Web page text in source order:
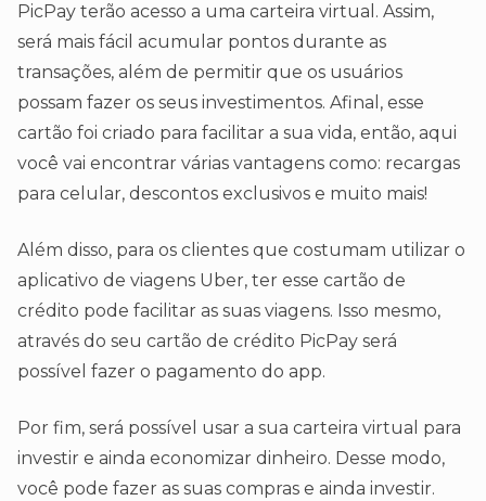
PicPay terão acesso a uma carteira virtual. Assim,
será mais fácil acumular pontos durante as
transações, além de permitir que os usuários
possam fazer os seus investimentos. Afinal, esse
cartão foi criado para facilitar a sua vida, então, aqui
você vai encontrar várias vantagens como: recargas
para celular, descontos exclusivos e muito mais!
Além disso, para os clientes que costumam utilizar o
aplicativo de viagens Uber, ter esse cartão de
crédito pode facilitar as suas viagens. Isso mesmo,
através do seu cartão de crédito PicPay será
possível fazer o pagamento do app.
Por fim, será possível usar a sua carteira virtual para
investir e ainda economizar dinheiro. Desse modo,
você pode fazer as suas compras e ainda investir.